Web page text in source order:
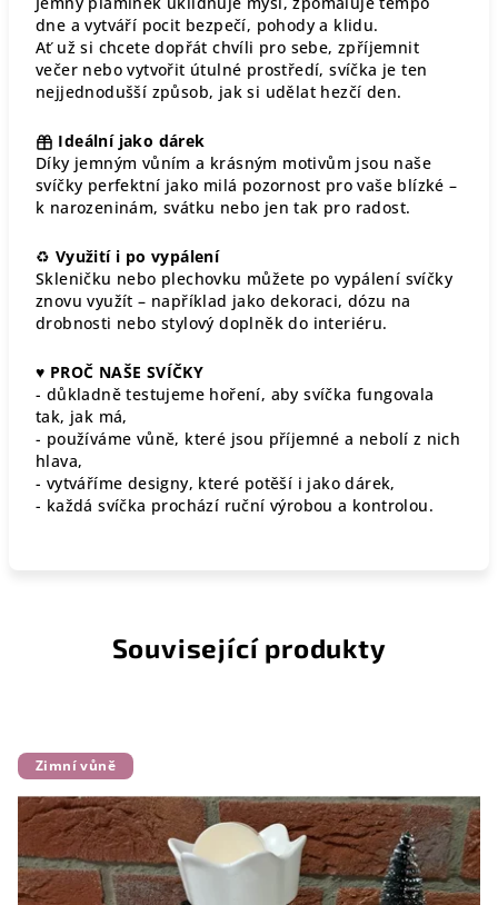
dne a vytváří pocit bezpečí, pohody a klidu.
Ať už si chcete dopřát chvíli pro sebe, zpříjemnit
večer nebo vytvořit útulné prostředí, svíčka je ten
nejjednodušší způsob, jak si udělat hezčí den.
Ideální jako dárek
Díky jemným vůním a krásným motivům jsou naše
svíčky perfektní jako milá pozornost pro vaše blízké –
k narozeninám, svátku nebo jen tak pro radost.
♻ Využití i po vypálení
Skleničku nebo plechovku můžete po vypálení svíčky
znovu využít – například jako dekoraci, dózu na
drobnosti nebo stylový doplněk do interiéru.
♥ PROČ NAŠE SVÍČKY
- důkladně testujeme hoření, aby svíčka fungovala
tak, jak má,
- používáme vůně, které jsou příjemné a nebolí z nich
hlava,
- vytváříme designy, které potěší i jako dárek,
- každá svíčka prochází ruční výrobou a kontrolou.
Související produkty
Zimní vůně